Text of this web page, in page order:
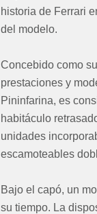
historia de Ferrari
del modelo.
Concebido como
prestaciones y
Pininfarina, es
habitáculo
unidades
escamoteables
Bajo el capó, un
su tiempo. La